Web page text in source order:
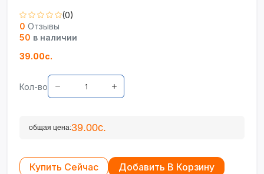
(0)
0 Отзывы
50 в наличии
39.00с.
Кол-во
общая цена:39.00с.
Купить Сейчас Добавить В Корзину